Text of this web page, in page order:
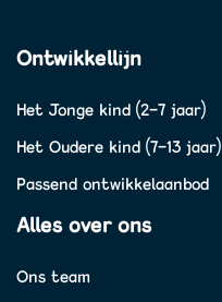
Ontwikkellijn
Het Jonge kind (2-7 jaar)
Het Oudere kind (7-13 jaar)
Passend ontwikkelaanbod
Alles over ons
Ons team